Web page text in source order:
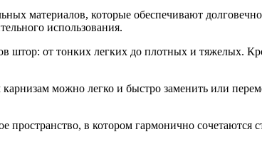
материалов, которые обеспечивают
использования.
штор: от тонких легких до плотных и тяжелых.
можно легко и быстро заменить или
пространство, в котором гармонично сочетаются